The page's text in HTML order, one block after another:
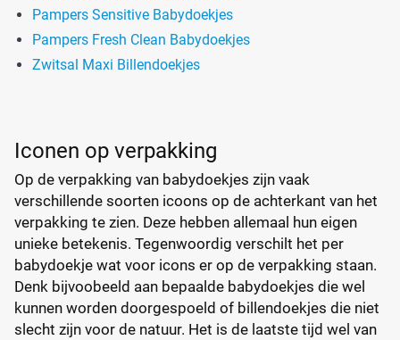
Pampers Sensitive Babydoekjes
Pampers Fresh Clean Babydoekjes
Zwitsal Maxi Billendoekjes
Iconen op verpakking
Op de verpakking van babydoekjes zijn vaak
verschillende soorten icoons op de achterkant van het
verpakking te zien. Deze hebben allemaal hun eigen
unieke betekenis. Tegenwoordig verschilt het per
babydoekje wat voor icons er op de verpakking staan.
Denk bijvoobeeld aan bepaalde babydoekjes die wel
kunnen worden doorgespoeld of billendoekjes die niet
slecht zijn voor de natuur. Het is de laatste tijd wel van